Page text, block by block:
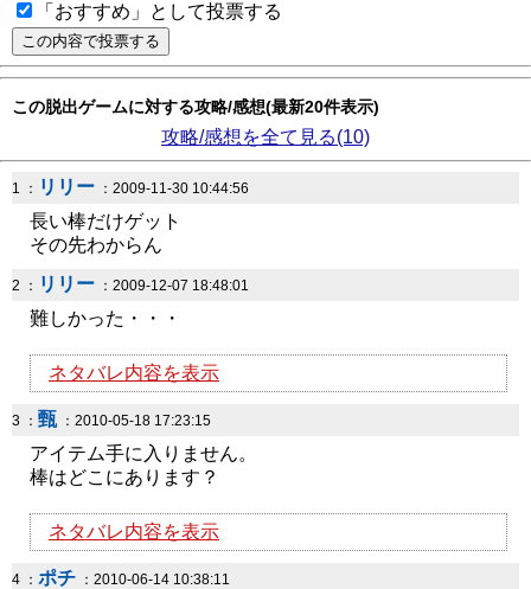
「おすすめ」として投票する
この脱出ゲームに対する攻略/感想(最新20件表示)
攻略/感想を全て見る(10)
1 ： リリー ：2009-11-30 10:44:56
長い棒だけゲット
その先わからん
2 ： リリー ：2009-12-07 18:48:01
難しかった・・・
ネタバレ内容を表示
3 ： 甄：2010-05-18 17:23:15
アイテム手に入りません。
棒はどこにあります？
ネタバレ内容を表示
4 ： ポチ ：2010-06-14 10:38:11